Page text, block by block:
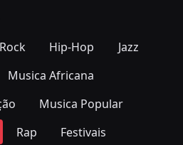
Hip-Hop
Jazz
Musica Africana
Musica Popular
Rap
Festivais